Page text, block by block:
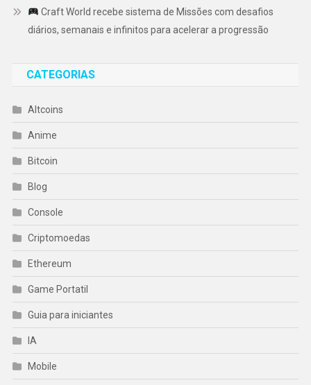
Craft World recebe sistema de Missões com desafios
diários, semanais e infinitos para acelerar a progressão
CATEGORIAS
Altcoins
Anime
Bitcoin
Blog
Console
Criptomoedas
Ethereum
Game Portatil
Guia para iniciantes
IA
Mobile